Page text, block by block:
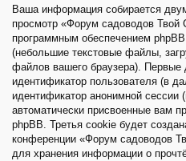
Ваша информация собирается
просмотр «Форум садоводов Твой
программным обеспечением
(небольшие текстовые файлы,
файлов вашего браузера). Первые
идентификатор пользователя (в
идентификатор анонимной
автоматически присвоенные вам
phpBB. Третья cookie будет
конференции «Форум садоводов
для хранения информации о